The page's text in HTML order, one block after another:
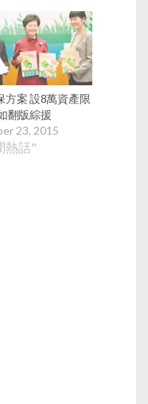
方案 設8萬資產限
翻版綜援
23, 2015
熱話"